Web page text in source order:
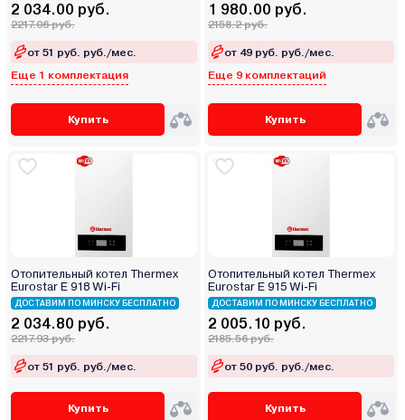
2 034.00 руб.
2217.06 руб.
от 51 руб. руб./мес.
Еще 1 комплектация
Купить
1 980.00 руб.
2158.2 руб.
от 49 руб. руб./мес.
Еще 9 комплектаций
Купить
Отопительный котел Thermex
Eurostar E 918 Wi-Fi
ДОСТАВИМ ПО МИНСКУ БЕСПЛАТНО
2 034.80 руб.
2217.93 руб.
от 51 руб. руб./мес.
Купить
Отопительный котел Thermex
Eurostar E 915 Wi-Fi
ДОСТАВИМ ПО МИНСКУ БЕСПЛАТНО
2 005.10 руб.
2185.56 руб.
от 50 руб. руб./мес.
Купить